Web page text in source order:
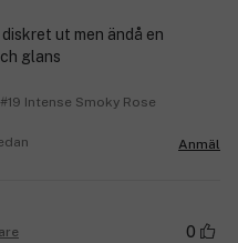
ut men ändå en
glans
Intense Smoky Rose
Anmäl
0